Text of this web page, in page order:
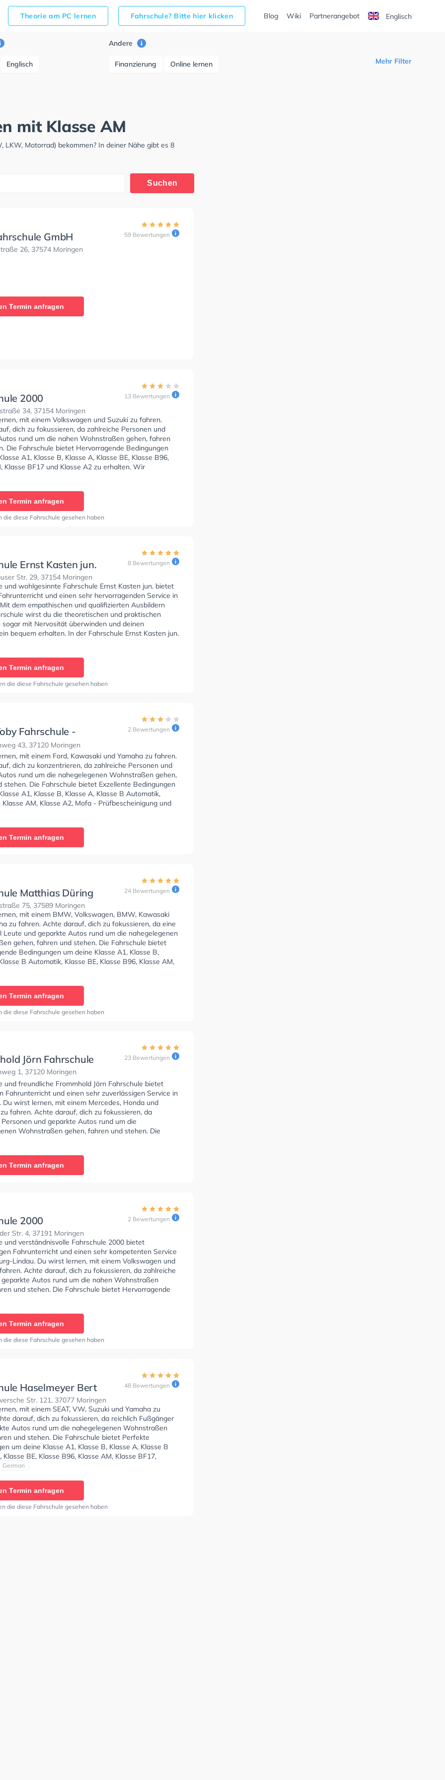
Theorie am PC lernen Fahrschule? Bitte hier klicken Blog Wiki Partnerangebot Englisch
Englisch
Andere
Finanzierung Online lernen Mehr Filter
mit Klasse AM
Motorrad) bekommen? In deiner Nähe gibt es 8
Suchen
GmbH
26, 37574 Moringen
59 Bewertungen
Termin anfragen
2000
34, 37154 Moringen
13 Bewertungen
mit einem Volkswagen und Suzuki zu fahren.
dich zu fokussieren, da zahlreiche Personen und
rund um die nahen Wohnstraßen gehen, fahren
Die Fahrschule bietet Hervorragende Bedingungen
A1, Klasse B, Klasse A, Klasse BE, Klasse B96,
Klasse BF17 und Klasse A2 zu erhalten. Wir
dir auch online-theorie tests am PC zu absolvieren, um
Termin online anfragen.
Termin anfragen
die diese Fahrschule gesehen haben
Ernst Kasten jun.
Str. 29, 37154 Moringen
8 Bewertungen
und wohlgesinnte Fahrschule Ernst Kasten jun. bietet
und einen sehr hervorragenden Service in
dem empathischen und qualifizierten Ausbildern
wirst du die theoretischen und praktischen
sogar mit Nervosität überwinden und deinen
bequem erhalten. In der Fahrschule Ernst Kasten jun.
einen Termin online anfragen.
Termin anfragen
die diese Fahrschule gesehen haben
Fahrschule -
43, 37120 Moringen
2 Bewertungen
mit einem Ford, Kawasaki und Yamaha zu fahren.
dich zu konzentrieren, da zahlreiche Personen und
rund um die nahegelegenen Wohnstraßen gehen,
stehen. Die Fahrschule bietet Exzellente Bedingungen
A1, Klasse B, Klasse A, Klasse B Automatik,
Klasse AM, Klasse A2, Mofa - Prüfbescheinigung und
zu erhalten. In der Team Toby Fahrschule -
Termin anfragen
Matthias Düring
75, 37589 Moringen
24 Bewertungen
mit einem BMW, Volkswagen, BMW, Kawasaki
zu fahren. Achte darauf, dich zu fokussieren, da eine
Leute und geparkte Autos rund um die nahegelegenen
gehen, fahren und stehen. Die Fahrschule bietet
Bedingungen um deine Klasse A1, Klasse B,
B Automatik, Klasse BE, Klasse B96, Klasse AM,
Klasse A2, Klasse C1, Klasse C1E, Klasse C, Klasse
zu erhalten. Letzte Bewertung: "Ich bin
vom Anfang bis zum Ende sehr Professionell. Fragen
wurden gut und sachlich beantwortet. Mein Fazit: -
Fahrschule - Super nettes Team - Fuhrpark
Termin anfragen
die diese Fahrschule gesehen haben
Jörn Fahrschule
1, 37120 Moringen
23 Bewertungen
und freundliche Frommhold Jörn Fahrschule bietet
Fahrunterricht und einen sehr zuverlässigen Service in
Du wirst lernen, mit einem Mercedes, Honda und
fahren. Achte darauf, dich zu fokussieren, da
und geparkte Autos rund um die
Wohnstraßen gehen, fahren und stehen. Die
bietet Hervorragende Bedingungen um deine Klasse
Klasse C, Klasse CE, Klasse D, Klasse DE, Klasse L
T zu erhalten. In der Frommhold Jörn Fahrschule Sie
Termin online anfragen.
Termin anfragen
2000
Str. 4, 37191 Moringen
2 Bewertungen
und verständnisvolle Fahrschule 2000 bietet
Fahrunterricht und einen sehr kompetenten Service
Lindau. Du wirst lernen, mit einem Volkswagen und
Achte darauf, dich zu fokussieren, da zahlreiche
Autos rund um die nahen Wohnstraßen
und stehen. Die Fahrschule bietet Hervorragende
um deine Klasse A1, Klasse B, Klasse A, Klasse BE,
dir auch online-theorie tests am PC zu absolvieren,
auf die theoretische Prüfung. In der Fahrschule 2000
einen Termin online anfragen.
Termin anfragen
die diese Fahrschule gesehen haben
Haselmeyer Bert
Str. 121, 37077 Moringen
48 Bewertungen
mit einem SEAT, VW, Suzuki und Yamaha zu
darauf, dich zu fokussieren, da reichlich Fußgänger
Autos rund um die nahegelegenen Wohnstraßen
und stehen. Die Fahrschule bietet Perfekte
um deine Klasse A1, Klasse B, Klasse A, Klasse B
Klasse BE, Klasse B96, Klasse AM, Klasse BF17,
Klasse L und Klasse T zu erhalten. Der Unterricht kann
Bert Sie können einen Termin online anfragen.
German
Termin anfragen
die diese Fahrschule gesehen haben